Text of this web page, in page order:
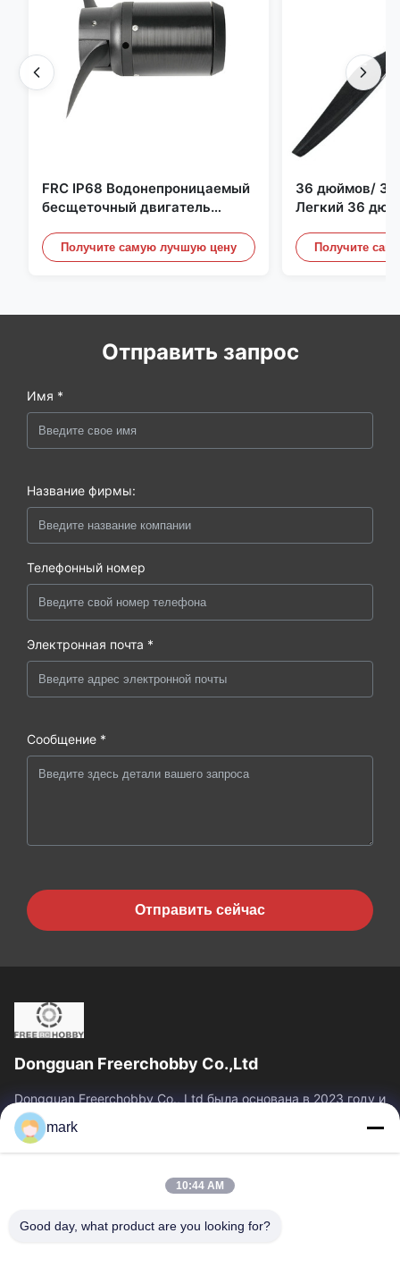
FRC IP68 Водонепроницаемый
бесщеточный двигатель
4 кВт 45 кг Упор для лодки для
серфинга Подводное
Получите самую лучшую цену
36 дюймов/
Легкий 36
Пропеллерные
Дронного
Получите
Отправить запрос
Имя *
Название фирмы:
Телефонный номер
Электронная почта *
Сообщение *
Отправить сейчас
Dongguan Freerchobby Co.,Ltd
Dongguan Freerchobby Co., Ltd была основана в 2023 году и
расположена в Донгуане, известном как фабрика
мира.Современный завод ООО занимает площадь...
Быстрые Связи
Продукция
О Компании
Наша Фабрика
mark
10:44 AM
Good day, what product are you looking for?